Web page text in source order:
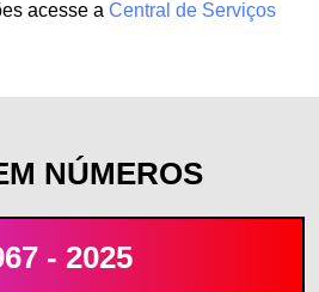
acesse a Central de Serviços
NÚMEROS
- 2025